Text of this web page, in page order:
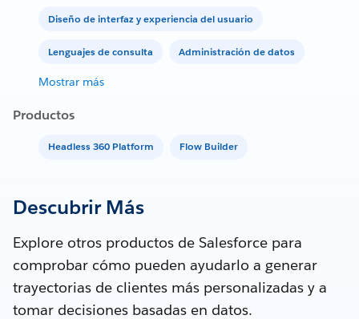
Diseño de interfaz y experiencia del usuario
Lenguajes de consulta Administración de datos
Mostrar más
Productos
Headless 360 Platform Flow Builder
Descubrir Más
Explore otros productos de Salesforce para
comprobar cómo pueden ayudarlo a generar
trayectorias de clientes más personalizadas y a
tomar decisiones basadas en datos.